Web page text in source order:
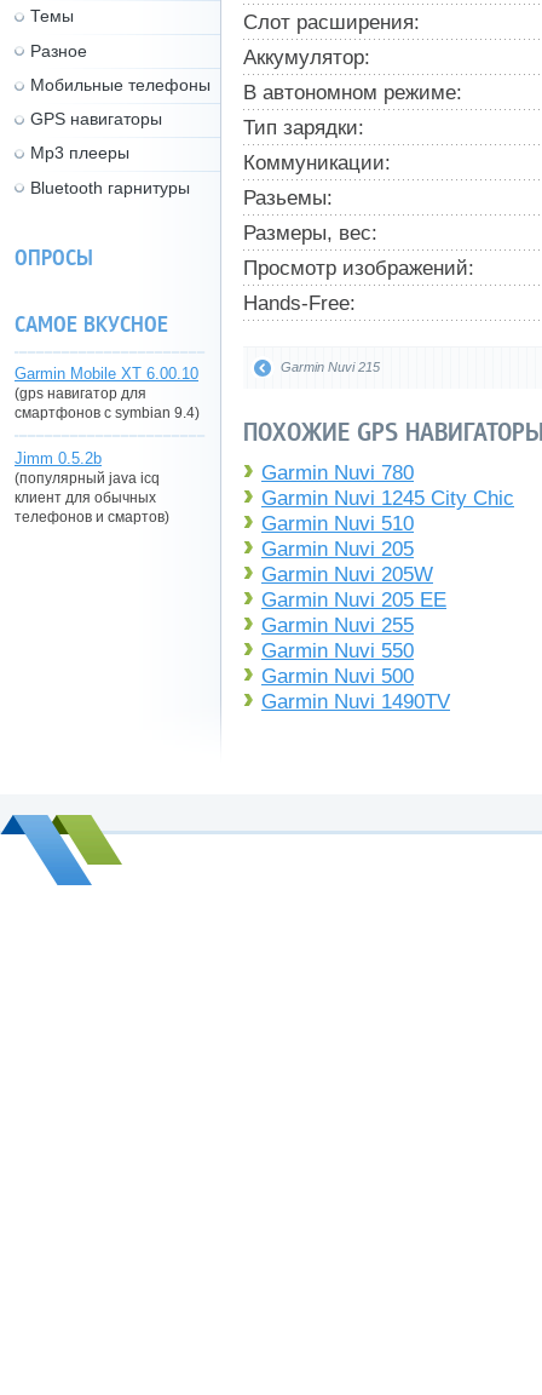
Слот расширения:
Аккумулятор:
В автономном режиме:
Тип зарядки:
Коммуникации:
Разьемы:
Размеры, вес:
Просмотр изображений:
Hands-Free:
Garmin Nuvi 215
ПОХОЖИЕ GPS
Garmin Nuvi 780
Garmin Nuvi 1245 City Chic
Garmin Nuvi 510
Garmin Nuvi 205
Garmin Nuvi 205W
Garmin Nuvi 205 EE
Garmin Nuvi 255
Garmin Nuvi 550
Garmin Nuvi 500
Garmin Nuvi 1490TV
Темы
Разное
Мобильные телефоны
GPS навигаторы
Mp3 плееры
Bluetooth гарнитуры
ОПРОСЫ
САМОЕ ВКУСНОЕ
Garmin Mobile XT 6.00.10
(gps навигатор для
смартфонов с symbian 9.4)
Jimm 0.5.2b
(популярный java icq
клиент для обычных
телефонов и смартов)